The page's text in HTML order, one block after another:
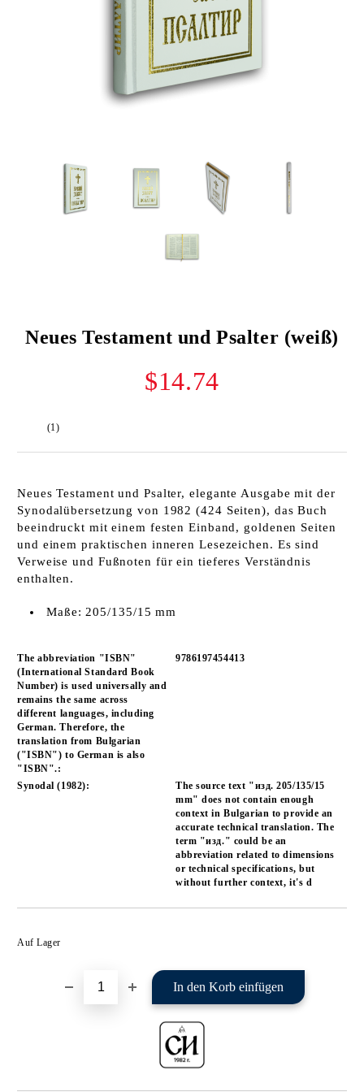
Neues Testament und Psalter (weiß)
$14.74
(1)
Neues Testament und Psalter, elegante Ausgabe mit der
Synodalübersetzung von 1982 (424 Seiten), das Buch
beeindruckt mit einem festen Einband, goldenen Seiten
und einem praktischen inneren Lesezeichen. Es sind
Verweise und Fußnoten für ein tieferes Verständnis
enthalten.
Maße: 205/135/15 mm
The abbreviation "ISBN"
(International Standard Book
Number) is used universally and
remains the same across
different languages, including
German. Therefore, the
translation from Bulgarian
("ISBN") to German is also
"ISBN".:
9786197454413
Synodal (1982):
The source text "изд. 205/135/15
mm" does not contain enough
context in Bulgarian to provide an
accurate technical translation. The
term "изд." could be an
abbreviation related to dimensions
or technical specifications, but
without further context, it's d
Auf Lager